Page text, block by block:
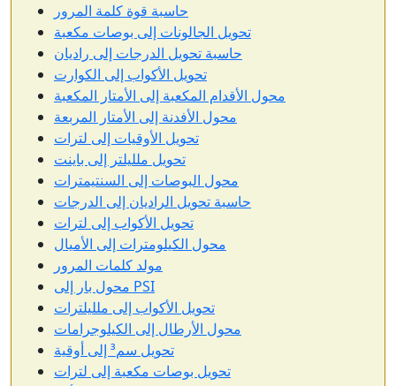
حاسبة قوة كلمة المرور
تحويل الجالونات إلى بوصات مكعبة
حاسبة تحويل الدرجات إلى راديان
تحويل الأكواب إلى الكوارت
محول الأقدام المكعبة إلى الأمتار المكعبة
محول الأفدنة إلى الأمتار المربعة
تحويل الأوقيات إلى لترات
تحويل ملليلتر إلى باينت
محول البوصات إلى السنتيمترات
حاسبة تحويل الراديان إلى الدرجات
تحويل الأكواب إلى لترات
محول الكيلومترات إلى الأميال
مولد كلمات المرور
محول بار إلى PSI
تحويل الأكواب إلى ملليلترات
محول الأرطال إلى الكيلوجرامات
تحويل سم³ إلى أوقية
تحويل بوصات مكعبة إلى لترات